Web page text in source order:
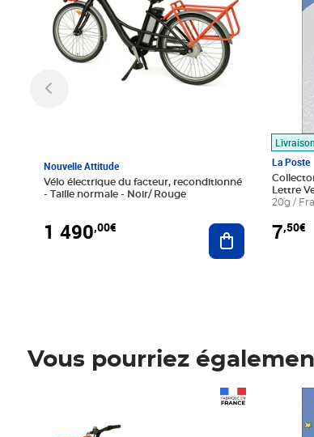
Nouvelle Attitude
Vélo électrique du facteur, reconditionné
- Taille normale - Noir/ Rouge
1 490,00€ Ajouter au
La Poste
Lettre
20g /
7,50€
Vous pourriez
Prix